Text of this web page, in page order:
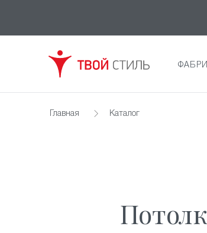
Главная Каталог